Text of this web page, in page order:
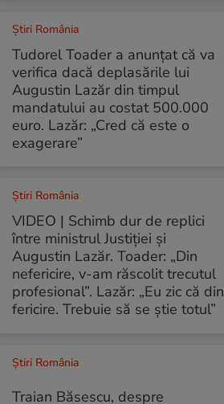
Știri România
Tudorel Toader a anunţat că va
verifica dacă deplasările lui
Augustin Lazăr din timpul
mandatului au costat 500.000
euro. Lazăr: „Cred că este o
exagerare”
Știri România
VIDEO | Schimb dur de replici
între ministrul Justiției și
Augustin Lazăr. Toader: „Din
nefericire, v-am răscolit trecutul
profesional”. Lazăr: „Eu zic că din
fericire. Trebuie să se ştie totul”
Știri România
Traian Băsescu, despre